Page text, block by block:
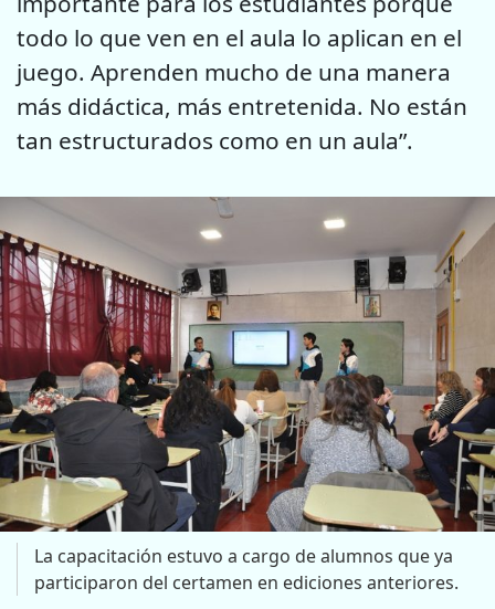
todo lo que ven en el aula lo aplican en el
juego. Aprenden mucho de una manera
más didáctica, más entretenida. No están
tan estructurados como en un aula”.
La capacitación estuvo a cargo de alumnos que ya
participaron del certamen en ediciones anteriores.